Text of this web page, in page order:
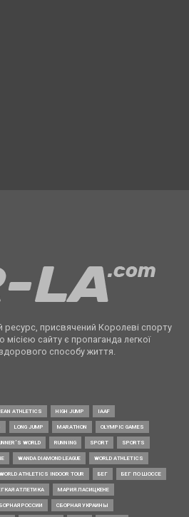
ресурс, присвячений Королеві спорту
місією сайту є пропаганда легкої
способу життя.
ATHLETICS HIGH JUMP IAAF
LONG JUMP MARATHON OLYMPIC GAMES
WORLD RUNNING SPORT SPORTS
WANDA DIAMOND LEAGUE WORLD ATHLETICS
WORLD ATHLETICS INDOOR TOUR БЕГ БЕГ ПО ШОССЕ
АТЛЕТИКА МАРИЯ ЛАСИЦКЕНЕ
РОССИИ СБОРНАЯ УКРАИНЫ